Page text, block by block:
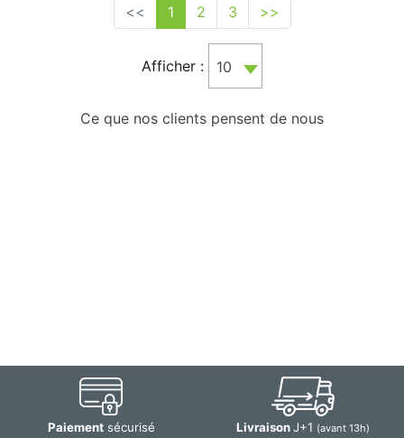
<< 1 2 3 >>
Afficher : 10
Ce que nos clients pensent de nous
Paiementsécurisé LivraisonJ+1 (avant 13h)